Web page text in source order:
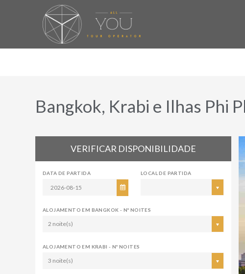
Bangkok, Krabi e Ilhas Phi
VERIFICAR DISPONIBILIDADE
DATA DE PARTIDA LOCAL DE PARTIDA
ALOJAMENTO EM BANGKOK - Nº NOITES
2 noite(s)
ALOJAMENTO EM KRABI - Nº NOITES
3 noite(s)